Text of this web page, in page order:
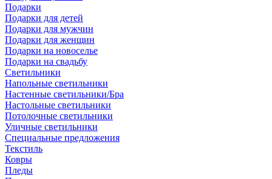
Подарки
Подарки для детей
Подарки для мужчин
Подарки для женщин
Подарки на новоселье
Подарки на свадьбу
Светильники
Напольные светильники
Настенные светильники/Бра
Настольные светильники
Потолочные светильники
Уличные светильники
Специальные предложения
Текстиль
Ковры
Пледы